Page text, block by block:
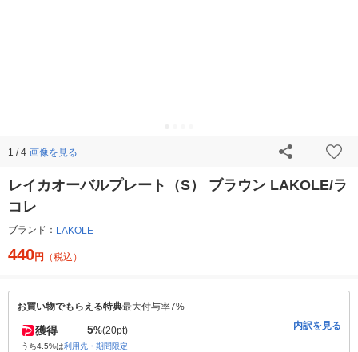
1 / 4 画像を見る
レイカオーバルプレート（S） ブラウン LAKOLE/ラ
コレ
ブランド： LAKOLE
440円 （税込）
お買い物でもらえる特典最大付与率7%
獲得 5%(20pt)
うち4.5%は利用先・期間限定
内訳を見る